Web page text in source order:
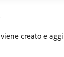
.
creato e